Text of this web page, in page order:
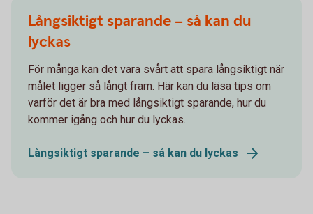
Långsiktigt sparande – så kan du
lyckas
För många kan det vara svårt att spara långsiktigt när
målet ligger så långt fram. Här kan du läsa tips om
varför det är bra med långsiktigt sparande, hur du
kommer igång och hur du lyckas.
Långsiktigt sparande – så kan du lyckas